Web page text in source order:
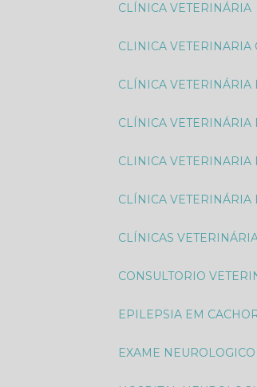
CLÍNICA VETERINÁRIA
CLINICA VETERINARIA
CLÍNICA
CLÍNICA
CLINICA
CLÍNICA
CLÍNICAS
CONSULTORIO
EPILEPSIA EM
EXAME